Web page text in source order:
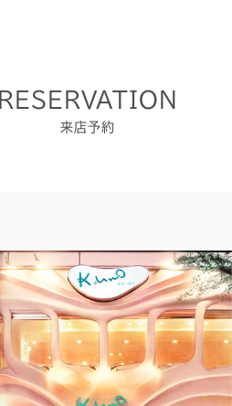
RESERVATION
来店予約